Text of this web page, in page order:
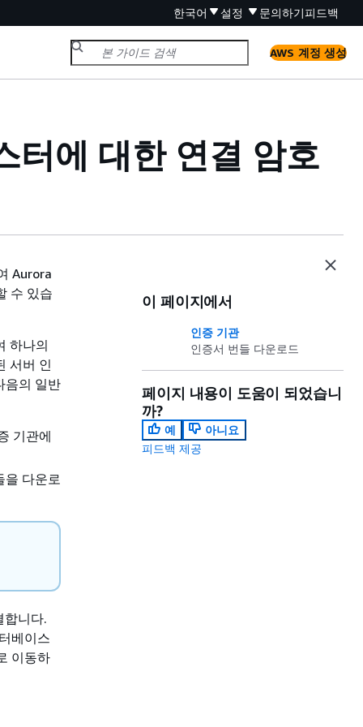
한국어 설정 문의하기피드백
AWS 계정 생성
터에 대한 연결 암호
Aurora
수 있습
하나의
서버 인
음의 일반
기관에
을 다운로
합니다.
베이스
이동하
이 페이지에서
인증 기관
인증서 번들 다운로드
페이지 내용이 도움이 되었습니
까?
예
아니요
피드백 제공